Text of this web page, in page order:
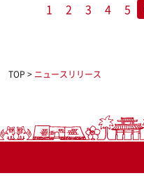
1 2 3 4 5
TOP > ニュースリリース